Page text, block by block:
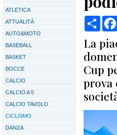
ATLETICA
ATTUALITÀ
AUTO&MOTO
BASEBALL
BASKET
BOCCE
CALCIO
CALCIO A 5
CALCIO TAVOLO
CICLISMO
DANZA
La
Cup
prova